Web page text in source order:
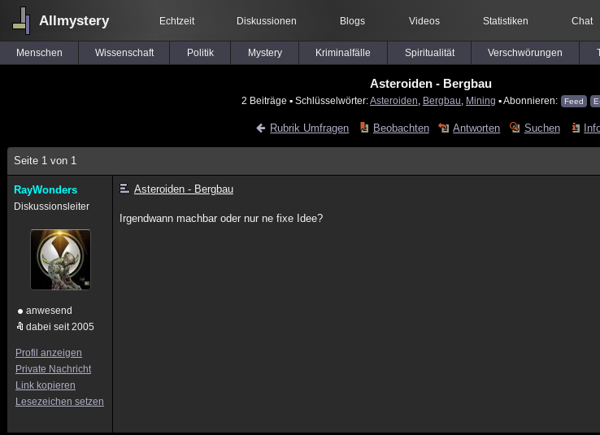
Allmystery Echtzeit Diskussionen Blogs Videos Statistiken Chat
Menschen Wissenschaft Politik Mystery Kriminalfälle Spiritualität Verschwörungen
Asteroiden - Bergbau
2 Beiträge ▪ Schlüsselwörter:Asteroiden Bergbau Mining ▪ Abonnieren: Feed
Rubrik Umfragen Beobachten Antworten Suchen
Seite 1 von 1
RayWonders
Diskussionsleiter
anwesend
dabei seit 2005
Profil anzeigen
Private Nachricht
Link kopieren
Lesezeichen setzen
Asteroiden - Bergbau
Irgendwann machbar oder nur ne fixe Idee?